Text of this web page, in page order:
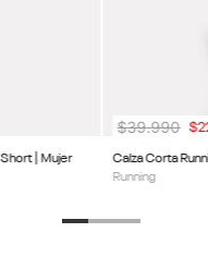
Short | Mujer
Calza Corta
Running
$39.990 $